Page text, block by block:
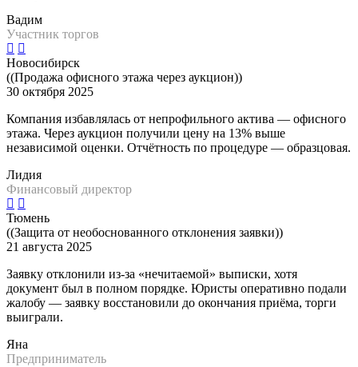
Вадим
Участник торгов
Новосибирск
((Продажа офисного этажа через аукцион))
30 октября 2025
Компания избавлялась от непрофильного актива — офисного
этажа. Через аукцион получили цену на 13% выше
независимой оценки. Отчётность по процедуре — образцовая.
Лидия
Финансовый директор
Тюмень
((Защита от необоснованного отклонения заявки))
21 августа 2025
Заявку отклонили из-за «нечитаемой» выписки, хотя
документ был в полном порядке. Юристы оперативно подали
жалобу — заявку восстановили до окончания приёма, торги
выиграли.
Яна
Предприниматель